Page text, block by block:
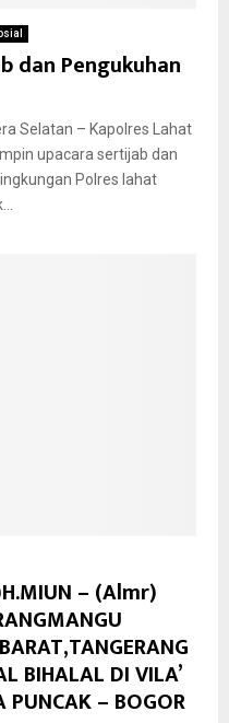
dan Pengukuhan
Selatan – Kapolres Lahat
upacara sertijab dan
Polres lahat
– (Almr)
BIHALAL DI VILA’
PUNCAK – BOGOR